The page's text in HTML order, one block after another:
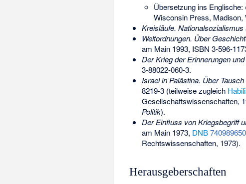
Übersetzung ins Englische:
Wisconsin Press, Madison,
Kreisläufe.
Weltordnungen. Über
am Main 1993, ISBN 3-596-
Der Krieg der Erinnerungen
3-88022-060-3.
Israel in Palästina. Über
8219-3(teilweise zugleich
Gesellschaftswissenschaften,
Politik).
Der Einfluss von Kriegsbegriff
am Main 1973, DNB 740989650
Rechtswissenschaften, 1973).
Herausgeberschaften